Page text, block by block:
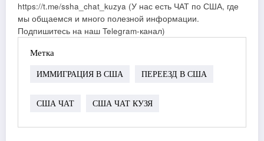
https://t.me/ssha_chat_kuzya (У нас есть ЧАТ по США, где
мы общаемся и много полезной информации.
Подпишитесь на наш Telegram-канал)
Метка
ИММИГРАЦИЯ В США ПЕРЕЕЗД В США
США ЧАТ США ЧАТ КУЗЯ